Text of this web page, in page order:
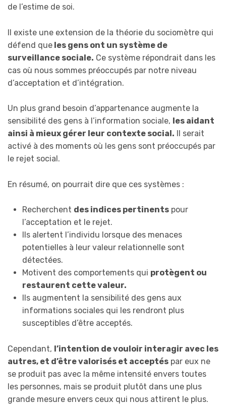
de l’estime de soi.
Il existe une extension de la théorie du sociomètre qui
défend que les gens ont un système de
surveillance sociale. Ce système répondrait dans les
cas où nous sommes préoccupés par notre niveau
d’acceptation et d’intégration.
Un plus grand besoin d’appartenance augmente la
sensibilité des gens à l’information sociale, les aidant
ainsi à mieux gérer leur contexte social. Il serait
activé à des moments où les gens sont préoccupés par
le rejet social.
En résumé, on pourrait dire que ces systèmes :
Recherchent des indices pertinentspour
l’acceptation et le rejet.
Ils alertent l’individu lorsque des menaces
potentielles à leur valeur relationnelle sont
détectées.
Motivent des comportements qui protègent ou
restaurent cette valeur.
Ils augmentent la sensibilité des gens aux
informations sociales qui les rendront plus
susceptibles d’être acceptés.
Cependant, l’intention de vouloir interagir avec les
autres, et d’être valorisés et acceptés par eux ne
se produit pas avec la même intensité envers toutes
les personnes, mais se produit plutôt dans une plus
grande mesure envers ceux qui nous attirent le plus.